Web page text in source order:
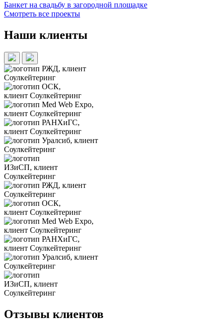
Банкет на свадьбу в загородной площадке
Смотреть все проекты
Наши клиенты
Отзывы клиентов